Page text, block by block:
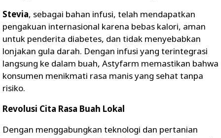
Stevia, sebagai bahan infusi, telah mendapatkan
pengakuan internasional karena bebas kalori, aman
untuk penderita diabetes, dan tidak menyebabkan
lonjakan gula darah. Dengan infusi yang terintegrasi
langsung ke dalam buah, Astyfarm memastikan bahwa
konsumen menikmati rasa manis yang sehat tanpa
risiko.
Revolusi Cita Rasa Buah Lokal
Dengan menggabungkan teknologi dan pertanian